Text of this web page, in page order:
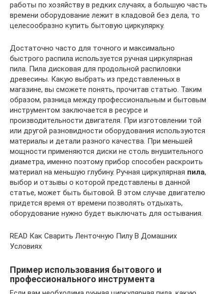
работы по хозяйству в редких случаях, а большую часть
времени оборудование лежит в кладовой без дела, то
целесообразно купить бытовую циркулярку.
Достаточно часто для точного и максимально
быстрого распила используется ручная циркулярная
пила. Пила дисковая для продольной распиловки
древесины. Какую выбрать из представленных в
магазине, вы сможете понять, прочитав статью. Таким
образом, разница между профессиональным и бытовым
инструментом заключается в ресурсе и
производительности двигателя. При изготовлении той
или другой разновидности оборудования используются
материалы и детали разного качества. При меньшей
мощности применяются диски не столь внушительного
диаметра, именно поэтому прибор способен раскроить
материал на меньшую глубину. Ручная циркулярная пила,
выбор и отзывы о которой представлены в данной
статье, может быть бытовой. В этом случае двигателю
придется время от времени позволять отдыхать,
оборудование нужно будет выключать для остывания.
READ Как Сварить Ленточную Пилу В Домашних
Условиях
Пример использования бытового и
профессионального инструмента